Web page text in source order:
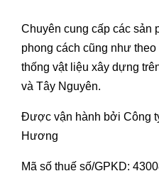
Chuyên cung cấp các sản
phong cách cũng như
thống vật liệu xây dựng
và Tây Nguyên.
Được vận hành bởi Công
Hương
Mã số thuế số/GPKD: